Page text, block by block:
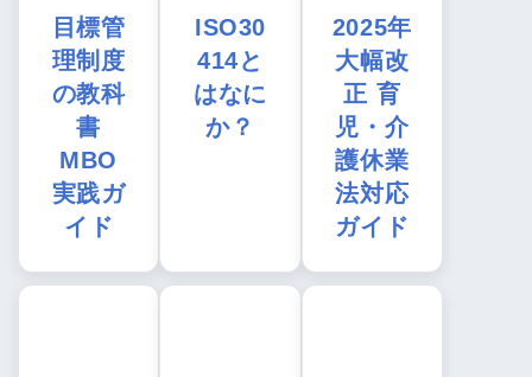
目標管
理制度
の教科
書
MBO
実践ガ
イド
ISO30
414と
はなに
か？
2025年
大幅改
正 育
児・介
護休業
法対応
ガイド